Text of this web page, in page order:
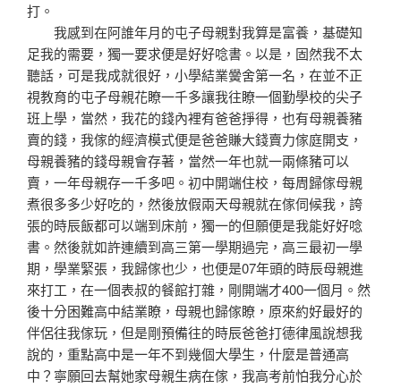
打。
我感到在阿誰年月的屯子母親對我算是富養，基礎知
足我的需要，獨一要求便是好好唸書。以是，固然我不太
聽話，可是我成就很好，小學結業黌舍第一名，在並不正
視教育的屯子母親花瞭一千多讓我往瞭一個勤學校的尖子
班上學，當然，我花的錢內裡有爸爸掙得，也有母親養豬
賣的錢，我傢的經濟模式便是爸爸賺大錢賣力傢庭開支，
母親養豬的錢母親會存著，當然一年也就一兩條豬可以
賣，一年母親存一千多吧。初中開端住校，每周歸傢母親
煮很多多少好吃的，然後放假兩天母親就在傢伺候我，誇
張的時辰飯都可以端到床前，獨一的但願便是我能好好唸
書。然後就如許連續到高三第一學期過完，高三最初一學
期，學業緊張，我歸傢也少，也便是07年頭的時辰母親進
來打工，在一個表叔的餐館打雜，剛開端才400一個月。然
後十分困難高中結業瞭，母親也歸傢瞭，原來約好最好的
伴侶往我傢玩，但是剛預備往的時辰爸爸打德律風說想我
說的，重點高中是一年不到幾個大學生，什麼是普通高
中？寧願回去幫她家母親生病在傢，我高考前怕我分心於